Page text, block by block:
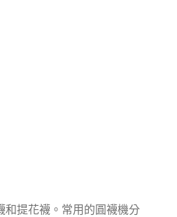
和提花襪。常用的圓襪機分